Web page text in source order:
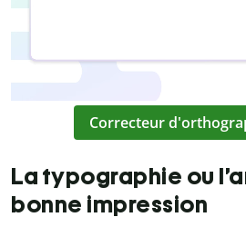
Correcteur
La typographie ou
bonne impression